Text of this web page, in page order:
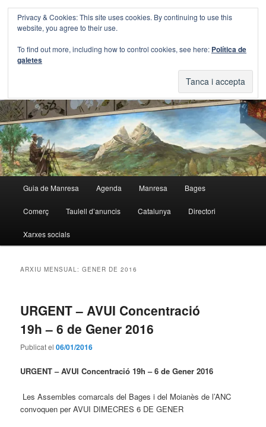
Aneu
contingut
Aneu
contingut
Blog Guia Manresa
principal
Guia de Manresa Agenda Manresa Bages
Comerç Taulell d’anuncis Catalunya Directori
Xarxes socials
ARXIU MENSUAL:GENER DE 2016
URGENT – AVUI Concentració
19h – 6 de Gener 2016
Publicat el06/01/2016
URGENT – AVUI Concentració 19h – 6 de Gener 2016
Les Assembles comarcals del Bages i del Moianès de l’ANC
convoquen per AVUI DIMECRES 6 DE GENER
Privacy & Cookies: This site uses cookies. By continuing to use this
website, you agree to their use.
To find out more, including how to control cookies, see here: Política de
galetes